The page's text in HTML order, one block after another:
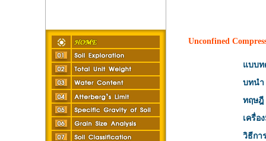
Unconfined
แบบท
บทนำ
ทฤษฎี
เครื่อ
วิธีกา